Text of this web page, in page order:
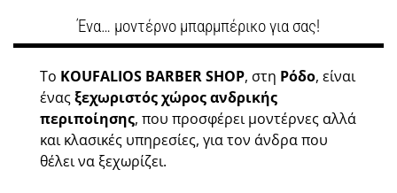
Ένα… μοντέρνο μπαρμπέρικο για σας!
Το KOUFALIOS BARBER SHOP, στη Ρόδο, είναι
έναςξεχωριστός χώρος ανδρικής
περιποίησης, που προσφέρει μοντέρνες αλλά
και κλασικές υπηρεσίες, για τον άνδρα που
θέλει να ξεχωρίζει.